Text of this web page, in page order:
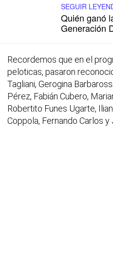
SEGUIR
Quién ganó
Generación
Recordemos que en el
peloticas, pasaron
Tagliani, Gerogina
Pérez, Fabián Cubero,
Robertito Funes Ugarte,
Coppola, Fernando Carlos